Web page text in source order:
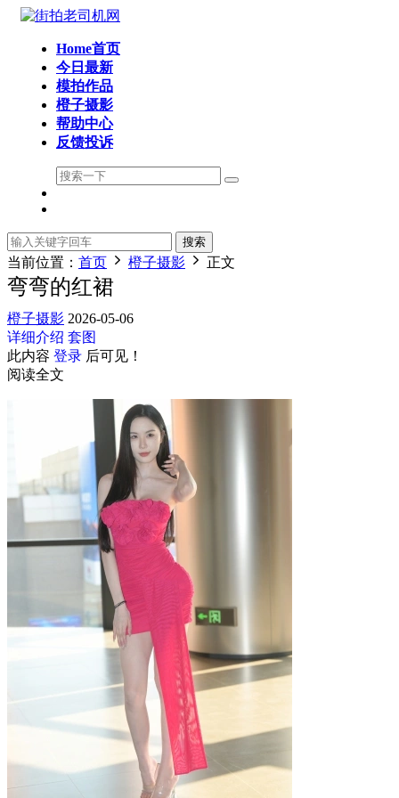
Home首页
今日最新
模拍作品
橙子摄影
帮助中心
反馈投诉
搜索
当前位置： 首页 橙子摄影 正文
弯弯的红裙
橙子摄影 2026-05-06
详细介绍 套图
此内容 登录 后可见！
阅读全文